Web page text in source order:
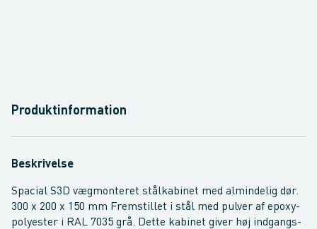
Produktinformation
Beskrivelse
Spacial S3D vægmonteret stålkabinet med almindelig dør.
300 x 200 x 150 mm Fremstillet i stål med pulver af epoxy-
polyester i RAL 7035 grå. Dette kabinet giver høj indgangs-